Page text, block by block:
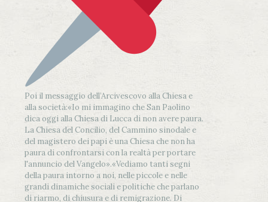
Poi il messaggio dell’Arcivescovo alla Chiesa e
alla società:«Io mi immagino che San Paolino
dica oggi alla Chiesa di Lucca di non avere paura.
La Chiesa del Concilio, del Cammino sinodale e
del magistero dei papi è una Chiesa che non ha
paura di confrontarsi con la realtà per portare
l'annuncio del Vangelo».«Vediamo tanti segni
della paura intorno a noi, nelle piccole e nelle
grandi dinamiche sociali e politiche che parlano
di riarmo, di chiusura e di remigrazione. Di